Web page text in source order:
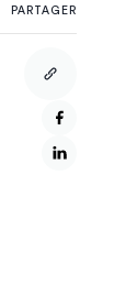
PARTAGER